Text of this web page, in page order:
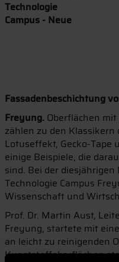
Technologie
Campus - Neue
Fassadenbeschichtung
Freyung. Oberflächen
zählen zu den
Lotuseffekt, Gecko-Tape
einige Beispiele, die
sind. Bei der
Technologie Campus
Wissenschaft und
Prof. Dr. Martin Aust,
Freyung, startete mit
an leicht zu reinigenden
Kunststoffoberflächen